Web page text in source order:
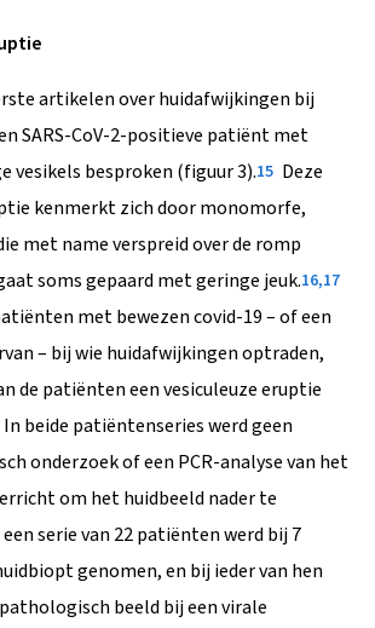
artikelen over huidafwijkingen bij
SARS-CoV-2-positieve patiënt met
vesikels besproken (figuur 3).15 Deze
kenmerkt zich door monomorfe,
met name verspreid over de romp
soms gepaard met geringe jeuk.16,17
met bewezen covid-19 – of een
– bij wie huidafwijkingen optraden,
de patiënten een vesiculeuze eruptie
In beide patiëntenseries werd geen
onderzoek of een PCR-analyse van het
om het huidbeeld nader te
serie van 22 patiënten werd bij 7
genomen, en bij ieder van hen
beeld bij een virale